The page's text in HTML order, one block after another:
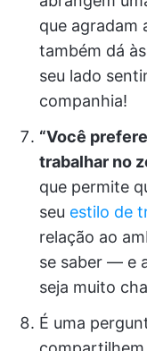
que agradam
também dá
seu lado
companhia!
“Você
trabalhar no
que permite
seu estilo de
relação ao
se saber — e
seja muito
É uma